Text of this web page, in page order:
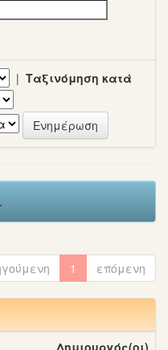
| Ταξινόμηση κατά
1 επόμενη
Δημιουργός(οι)